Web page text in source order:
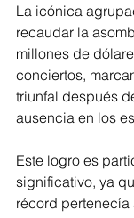
La icónica
recaudar la
millones de
conciertos,
triunfal después
ausencia en los
Este logro es
significativo, ya
récord pertenecía